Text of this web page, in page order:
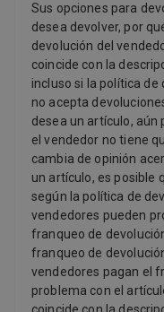
Sus opciones para
desea devolver, por
devolución del
coincide con la
incluso si la política de
no acepta
desea un artículo, aún
el vendedor no tiene
cambia de opinión
un artículo, es posible
según la política de
vendedores pueden
franqueo de
franqueo de
vendedores pagan el
problema con el